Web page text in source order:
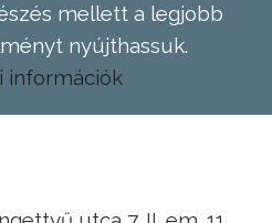
mellett a legjobb
nyújthassuk.
információk